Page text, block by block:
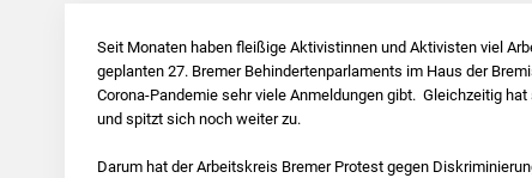
Seit Monaten haben fleißige Aktivistinnen und Aktivisten viel
geplanten 27. Bremer Behindertenparlaments im Haus der
Corona-Pandemie sehr viele Anmeldungen gibt. Gleichzeitig
und spitzt sich noch weiter zu.
Darum hat der Arbeitskreis Bremer Protest gegen